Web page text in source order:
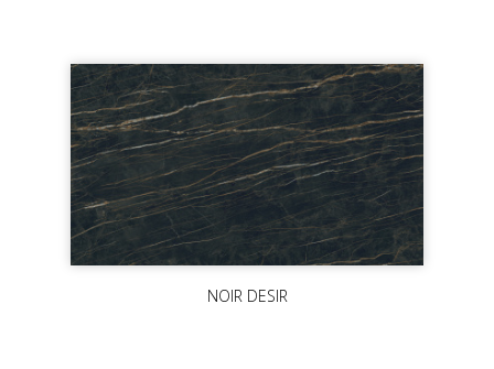
NOIR DESIR